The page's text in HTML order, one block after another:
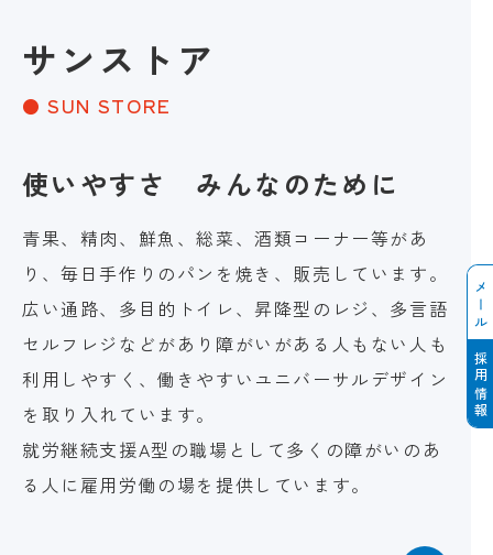
メール
採用情報
サンストア
● SUN STORE
使いやすさ みんなのために
青果、精肉、鮮魚、総菜、酒類コーナー等があ
り、毎日手作りのパンを焼き、販売しています。
広い通路、多目的トイレ、昇降型のレジ、多言語
セルフレジなどがあり障がいがある人もない人も
利用しやすく、働きやすいユニバーサルデザイン
を取り入れています。
就労継続支援A型の職場として多くの障がいのあ
る人に雇用労働の場を提供しています。